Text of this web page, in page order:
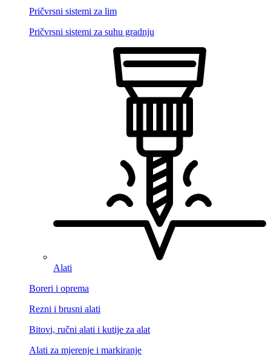
Pričvrsni sistemi za lim
Pričvrsni sistemi za suhu gradnju
Alati
Boreri i oprema
Rezni i brusni alati
Bitovi, ručni alati i kutije za alat
Alati za mjerenje i markiranje